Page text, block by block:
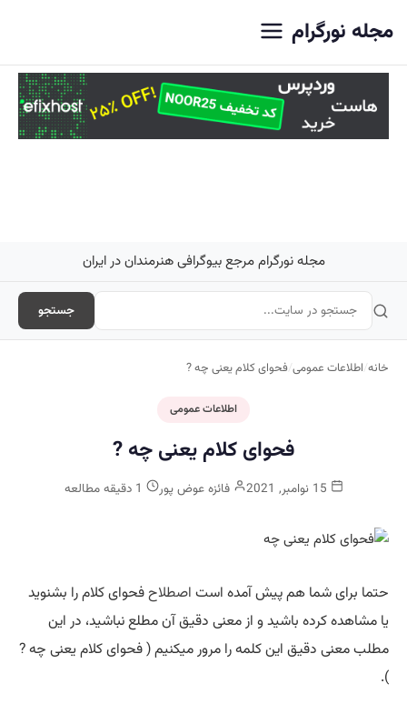
مجله نورگرام
مجله نورگرام مرجع بیوگرافی هنرمندان در ایران
جستجو
خانه/اطلاعات عمومی/فحوای کلام یعنی چه ?
اطلاعات عمومی
فحوای کلام یعنی چه ?
فائزه عوض پور
حتما برای شما هم پیش آمده است اصطلاحفحوای کلام را بشنوید
یا مشاهده کرده باشید و از معنی دقیق آن مطلع نباشید، در این
مطلب معنی دقیق این کلمه را مرور میکنیم ( فحوای کلام یعنی چه ?
).